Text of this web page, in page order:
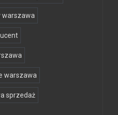
warszawa
warszawa
sprzedaż